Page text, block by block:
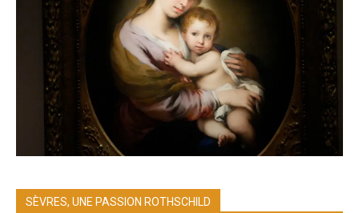
SÈVRES, UNE PASSION ROTHSCHILD